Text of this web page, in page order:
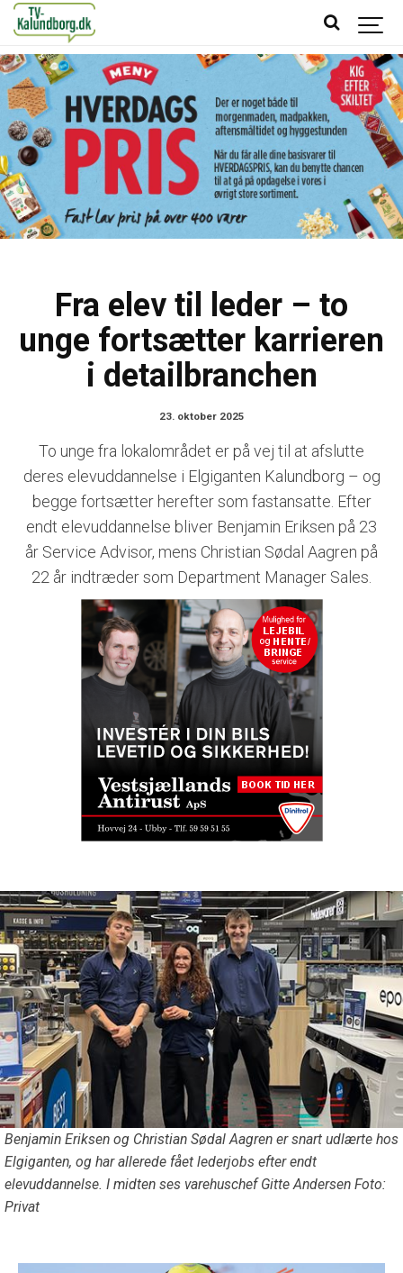
Fra elev til leder – to
unge fortsætter karrieren
i detailbranchen
23. oktober 2025
To unge fra lokalområdet er på vej til at afslutte
deres elevuddannelse i Elgiganten Kalundborg – og
begge fortsætter herefter som fastansatte. Efter
endt elevuddannelse bliver Benjamin Eriksen på 23
år Service Advisor, mens Christian Sødal Aagren på
22 år indtræder som Department Manager Sales.
Benjamin Eriksen og Christian Sødal Aagren er snart udlærte hos
Elgiganten, og har allerede fået lederjobs efter endt
elevuddannelse. I midten ses varehuschef Gitte Andersen Foto:
Privat